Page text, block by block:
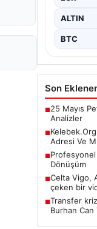
ALTIN
BTC
Son
■25 Mayıs
Analizler
■
Adresi Ve
■
Dönüşüm
■Celta Vigo,
çeken bir
■Transfer
Burhan